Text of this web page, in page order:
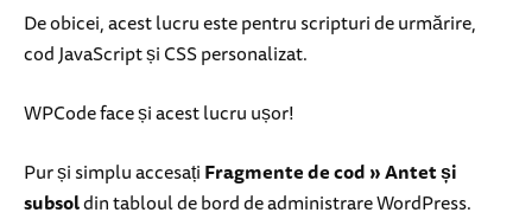
De obicei, acest lucru este pentru scripturi de urmărire,
cod JavaScript și CSS personalizat.
WPCode face și acest lucru ușor!
Pur și simplu accesațiFragmente de cod » Antet și
subsoldin tabloul de bord de administrare WordPress.